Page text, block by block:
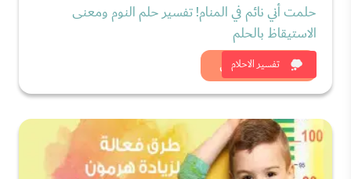
تفسير الاحلام
حلمت أني نائم في المنام! تفسير حلم النوم ومعنى
الاستيقاظ بالحلم
شاهد الان